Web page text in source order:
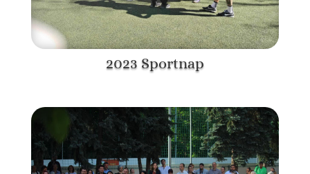
2023 Sportnap